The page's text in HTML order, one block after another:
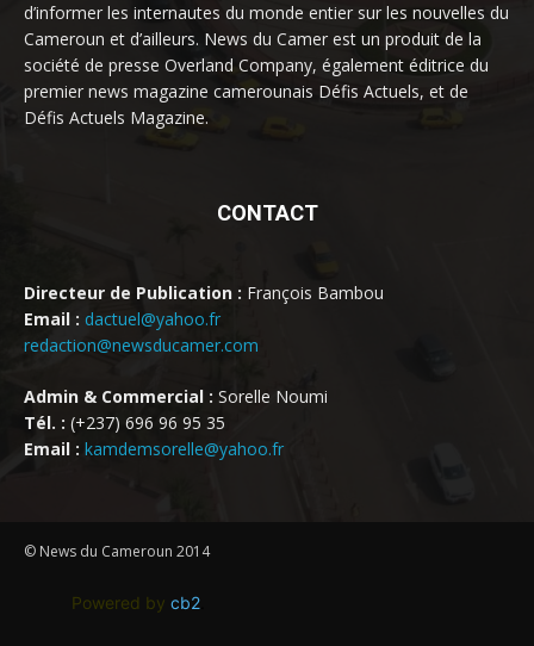
d’informer les internautes du monde entier sur les nouvelles du
Cameroun et d’ailleurs. News du Camer est un produit de la
société de presse Overland Company, également éditrice du
premier news magazine camerounais Défis Actuels, et de
Défis Actuels Magazine.
CONTACT
Directeur de Publication : François Bambou
Email : dactuel@yahoo.fr
redaction@newsducamer.com
Admin & Commercial : Sorelle Noumi
Tél. : (+237) 696 96 95 35
Email : kamdemsorelle@yahoo.fr
© News du Cameroun 2014
Powered by cb2